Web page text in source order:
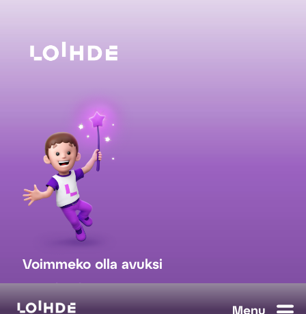
Voimmeko olla avuksi
myynti@loihde.com